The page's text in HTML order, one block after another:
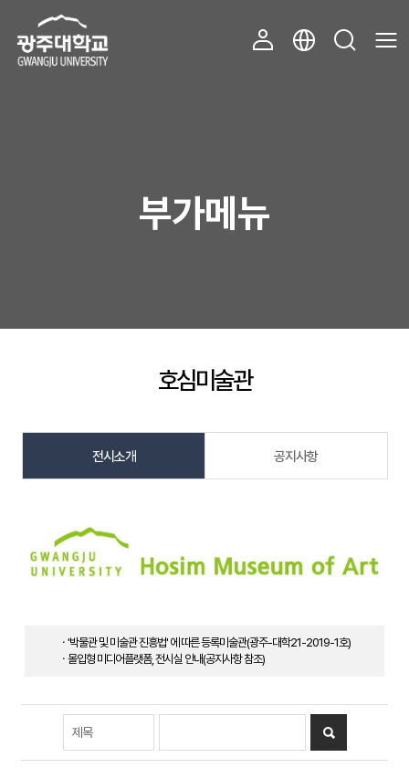
부가메뉴
호심미술관
전시소개 공지사항
ㆍ'박물관 및 미술관 진흥법' 에 따른 등록미술관(광주-대학21-2019-1호)
ㆍ몰입형 미디어플랫폼, 전시실 안내(공지사항 참조)